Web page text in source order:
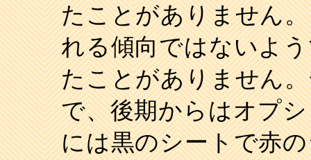
たことがありません
れる傾向ではないよ
たことがありません
で、後期からはオプ
には黒のシートで赤